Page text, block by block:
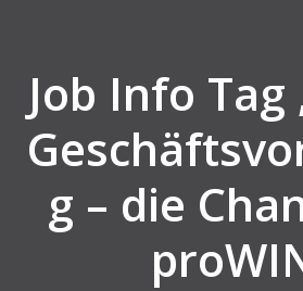
Job Info Tag
g – die